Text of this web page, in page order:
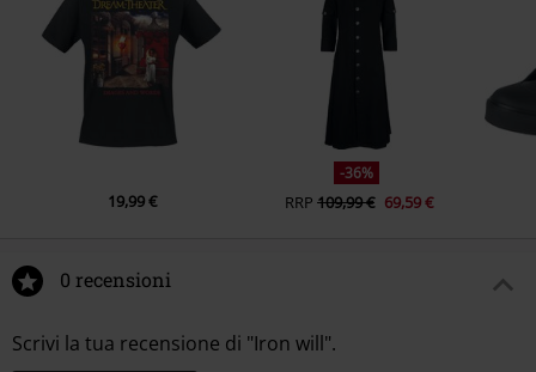
19,99 €
-36%
RRP 109,99 € 69,59 €
0 recensioni
Scrivi la tua recensione di "Iron will".